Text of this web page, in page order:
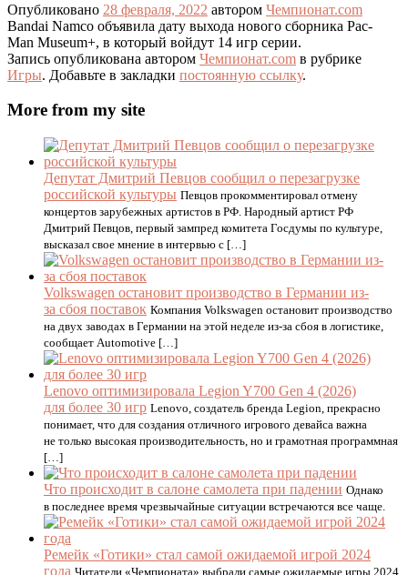
Опубликовано 28 февраля, 2022 автором Чемпионат.com
Bandai Namco объявила дату выхода нового сборника Pac-
Man Museum+, в который войдут 14 игр серии.
Запись опубликована автором Чемпионат.com в рубрике
Игры. Добавьте в закладки постоянную ссылку.
More from my site
Депутат Дмитрий Певцов сообщил о перезагрузке
российской культуры Певцов прокомментировал отмену
концертов зарубежных артистов в РФ. Народный артист РФ
Дмитрий Певцов, первый зампред комитета Госдумы по культуре,
высказал свое мнение в интервью с […]
Volkswagen остановит производство в Германии из-
за сбоя поставок Компания Volkswagen остановит производство
на двух заводах в Германии на этой неделе из-за сбоя в логистике,
сообщает Automotive […]
Lenovo оптимизировала Legion Y700 Gen 4 (2026)
для более 30 игр Lenovo, создатель бренда Legion, прекрасно
понимает, что для создания отличного игрового девайса важна
не только высокая производительность, но и грамотная программная
[…]
Что происходит в салоне самолета при падении Однако
в последнее время чрезвычайные ситуации встречаются все чаще.
Ремейк «Готики» стал самой ожидаемой игрой 2024
года Читатели «Чемпионата» выбрали самые ожидаемые игры 2024